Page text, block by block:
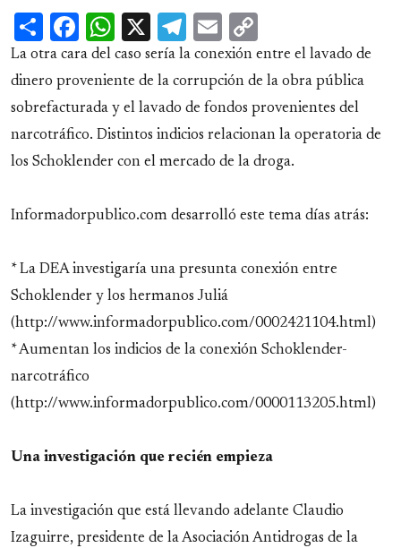
ShareFacebook
WhatsApp
X Telegram
Email
Link
La otra cara del caso sería la conexión entre el lavado de
dinero proveniente de la corrupción de la obra pública
sobrefacturada y el lavado de fondos provenientes del
narcotráfico. Distintos indicios relacionan la operatoria de
los Schoklender con el mercado de la droga.
Informadorpublico.com desarrolló este tema días atrás:
* La DEA investigaría una presunta conexión entre
Schoklender y los hermanos Juliá
(http://www.informadorpublico.com/0002421104.html)
* Aumentan los indicios de la conexión Schoklender-
narcotráfico
(http://www.informadorpublico.com/0000113205.html)
Una investigación que recién empieza
La investigación que está llevando adelante Claudio
Izaguirre, presidente de la Asociación Antidrogas de la